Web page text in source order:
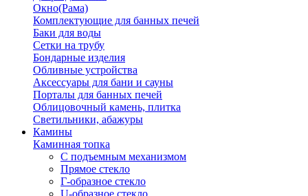
Окно(Рама)
Комплектующие для банных печей
Баки для воды
Сетки на трубу
Бондарные изделия
Обливные устройства
Аксессуары для бани и сауны
Порталы для банных печей
Облицовочный камень, плитка
Светильники, абажуры
Камины
Каминная топка
С подъемным механизмом
Прямое стекло
Г-образное стекло
U-образное стекло